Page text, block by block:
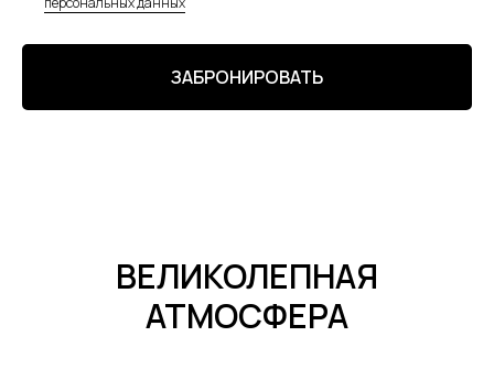
ЗАБРОНИРОВАТЬ
ВЕЛИКОЛЕПНАЯ
АТМОСФЕРА